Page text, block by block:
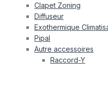
Clapet Zoning
Diffuseur
Exothermique
Pipal
Autre accessoires
Raccord-Y